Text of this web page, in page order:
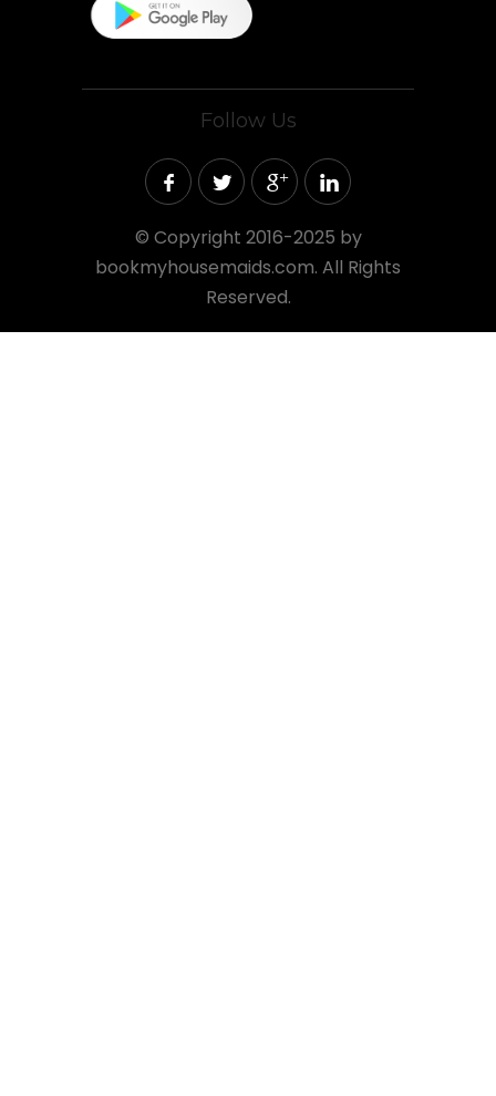
Follow Us
© Copyright 2016-2025 by
bookmyhousemaids.com. All Rights
Reserved.